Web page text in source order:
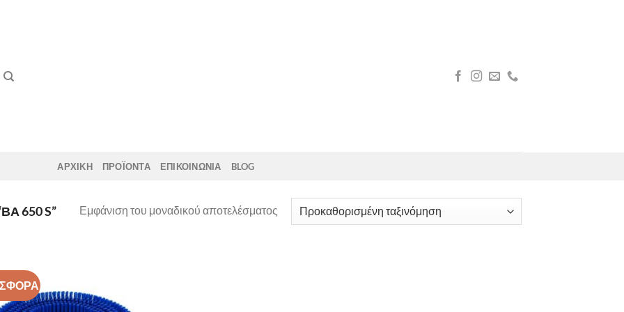
ΑΡΧΙΚΗ ΠΡΟΪΟΝΤΑ ΕΠΙΚΟΙΝΩΝΙΑ BLOG
650 S” Εμφάνιση του μοναδικού αποτελέσματος